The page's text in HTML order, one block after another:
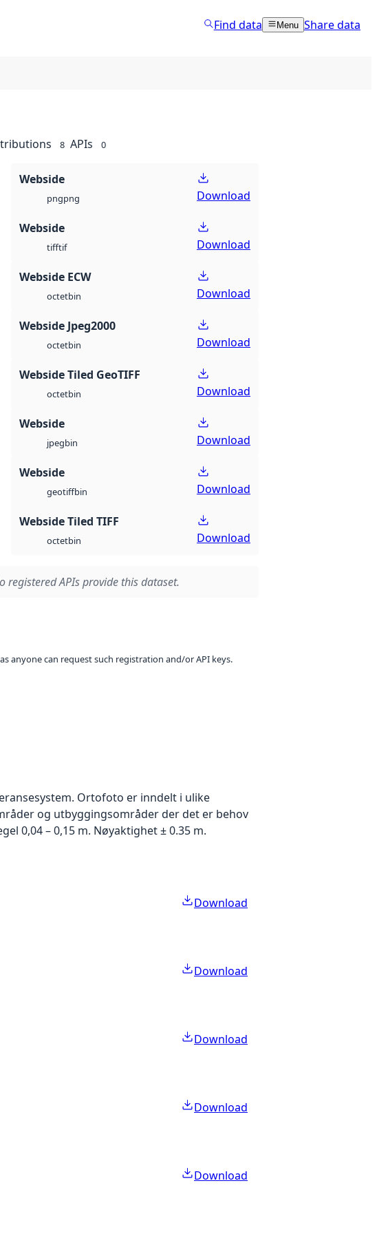
Find data Menu Share data
8 APIs 0
Webside
pngpng Download
Webside
tifftif Download
Webside ECW
octetbin Download
Webside Jpeg2000
octetbin Download
Webside Tiled GeoTIFF
octetbin Download
Webside
jpegbin Download
Webside
geotiffbin Download
Webside Tiled TIFF
octetbin Download
registered APIs provide this dataset.
anyone can request such registration and/or API keys.
Ortofoto er inndelt i ulike
og utbyggingsområder der det er behov
0,04 – 0,15 m. Nøyaktighet ± 0.35 m.
Download
Download
Download
Download
Download